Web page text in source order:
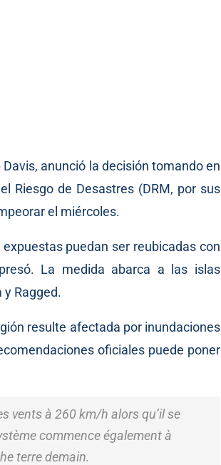
anunció la decisión tomando en
Riesgo de Desastres (DRM, por sus
el miércoles.
puedan ser reubicadas con
La medida abarca a las islas
Ragged.
resulte afectada por inundaciones
oficiales puede poner
vents à 260 km/h alors qu’il se
commence également à
terre demain.